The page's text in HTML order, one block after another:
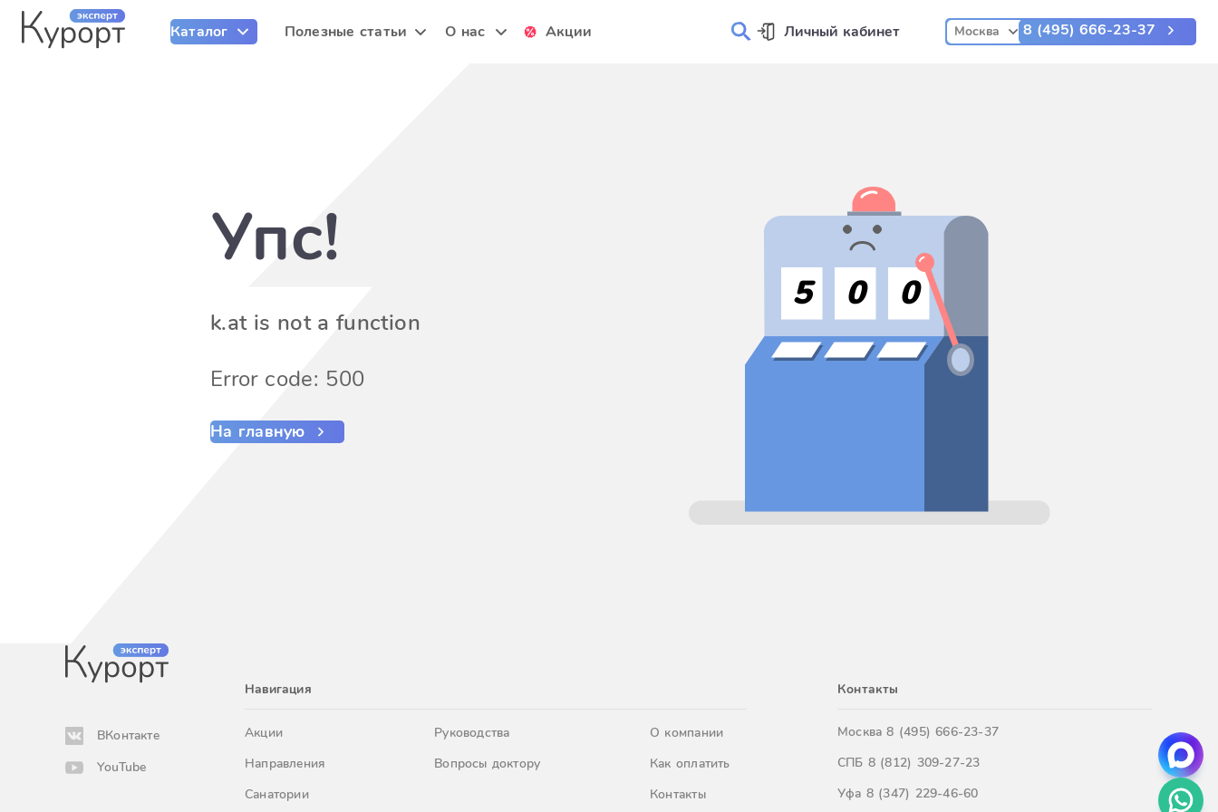
Каталог Полезные статьи О нас Акции Личный кабинет Москва 8 (495) 666-23-37
Упс!
k.at is not a function
Error code: 500
На главную
5 0 0
ВКонтакте
YouTube
Навигация
Акции
Направления
Санатории
Руководства
Вопросы доктору
О компании
Как оплатить
Контакты
Контакты
Москва8 (495) 666-23-37
СПБ 8 (812) 309-27-23
Уфа 8 (347) 229-46-60